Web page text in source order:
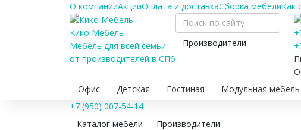
О компанииАкцииОплата и доставкаСборка мебелиКак
Кико Мебель
Мебель для всей семьи
от производителей в СПб
Производители
Офис Детская Гостиная Модульная мебель
+7 (950) 007-54-14
Каталог мебели
Производители